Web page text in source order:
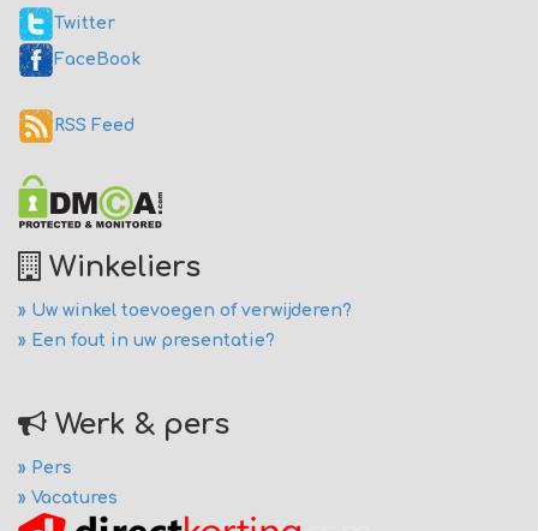
Twitter
FaceBook
RSS Feed
Winkeliers
» Uw winkel toevoegen of verwijderen?
» Een fout in uw presentatie?
Werk & pers
» Pers
» Vacatures